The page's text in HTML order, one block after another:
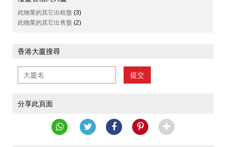
此物業的其它出租盤 (3)
此物業的其它出售盤 (2)
香港大廈搜尋
提交
分享此頁面